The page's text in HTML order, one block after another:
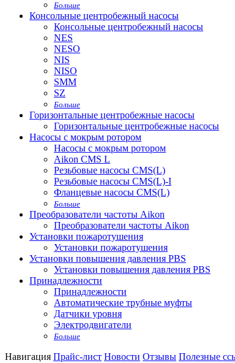
Больше
Консольные центробежный насосы
Консольные центробежный насосы
NES
NESO
NIS
NISO
SMM
SZ
Больше
Горизонтальные центробежные насосы
Горизонтальные центробежные насосы
Насосы с мокрым ротором
Насосы с мокрым ротором
Aikon CMS L
Резьбовые насосы CMS(L)
Резьбовые насосы CMS(L)-I
Фланцевые насосы CMS(L)
Больше
Преобразователи частоты Aikon
Преобразователи частоты Aikon
Установки пожаротушения
Установки пожаротушения
Установки повышения давления PBS
Установки повышения давления PBS
Принадлежности
Принадлежности
Автоматические трубные муфты
Датчики уровня
Электродвигатели
Больше
Навигация Прайс-лист Новости Отзывы Полезные